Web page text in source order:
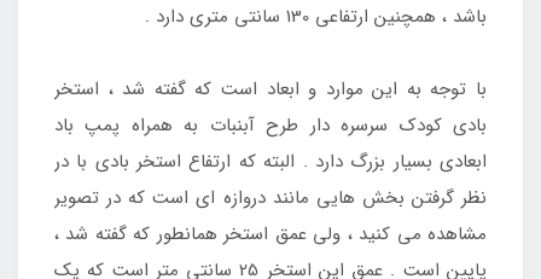
باشد ، همچنین ارتفاعی 130 سانتی متری دارد .
با توجه به این موارد و ابعاد است که گفته شد ، استخر
بادی کودک سرسره دار طرح آبنبات به همراه پمپ باد
ابعادی بسیار بزرگ دارد . البته که ارتفاع استخر بادی با در
نظر گرفتن بخش هایی مانند دروازه ای است که در تصویر
مشاهده می کنید ، ولی عمق استخر همانطور که گفته شد ،
پایین است . عمق این استخر 25 سانتی متر است که یک